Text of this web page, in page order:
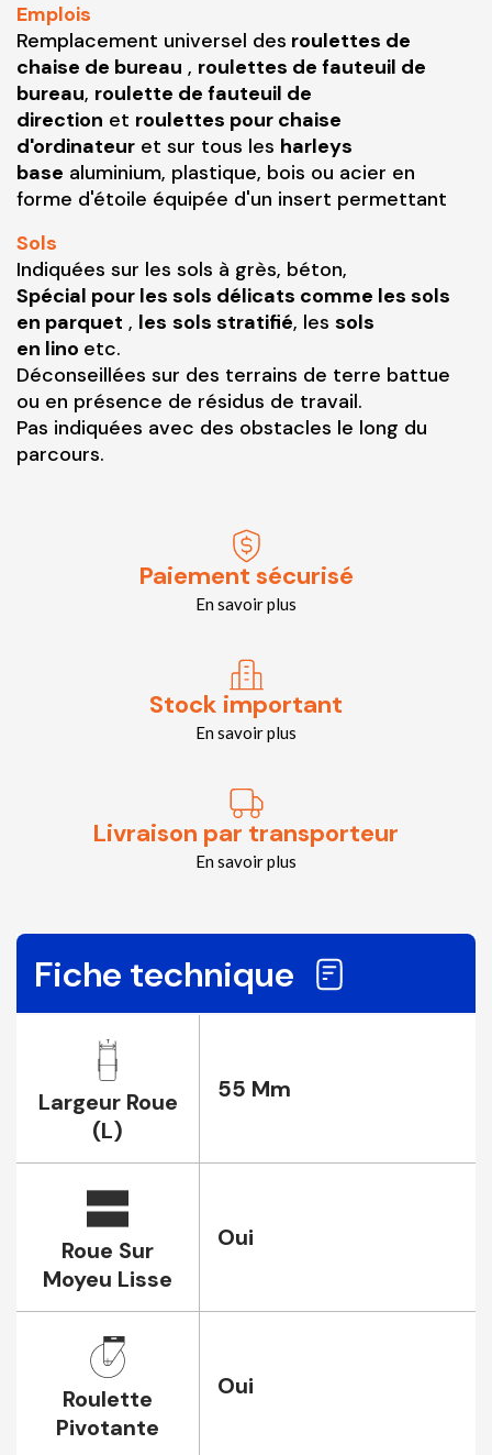
Emplois
Remplacement universel des roulettes de
chaise de bureau , roulettes de fauteuil de
bureau, roulette de fauteuil de
direction et roulettes pour chaise
d'ordinateur et sur tous les harleys
base aluminium, plastique, bois ou acier en
forme d'étoile équipée d'un insert permettant
Sols
Indiquées sur les sols à grès, béton,
Spécial pour les sols délicats comme les sols
en parquet , les sols stratifié, les sols
en lino etc.
Déconseillées sur des terrains de terre battue
ou en présence de résidus de travail.
Pas indiquées avec des obstacles le long du
parcours.
Paiement sécurisé
En savoir plus
Stock important
En savoir plus
Livraison par transporteur
En savoir plus
Fiche technique
Largeur Roue
(L)
55 Mm
Roue Sur
Moyeu Lisse
Oui
Roulette
Pivotante
Oui